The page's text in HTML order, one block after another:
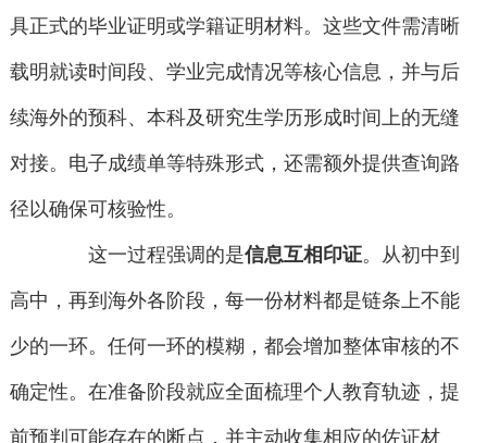
具正式的毕业证明或学籍证明材料。这些文件需清晰
载明就读时间段、学业完成情况等核心信息，并与后
续海外的预科、本科及研究生学历形成时间上的无缝
对接。电子成绩单等特殊形式，还需额外提供查询路
径以确保可核验性。
这一过程强调的是信息互相印证。从初中到
高中，再到海外各阶段，每一份材料都是链条上不能
少的一环。任何一环的模糊，都会增加整体审核的不
确定性。在准备阶段就应全面梳理个人教育轨迹，提
前预判可能存在的断点，并主动收集相应的佐证材